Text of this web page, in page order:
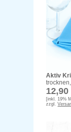
Aktiv
12,90
[inkl. 19%
zzgl.